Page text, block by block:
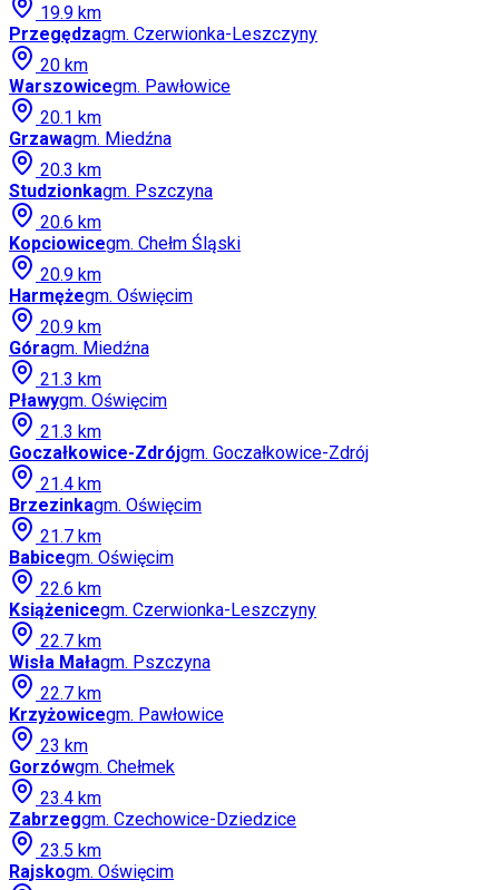
19.9 km
Przegędzagm. Czerwionka-Leszczyny
20 km
Warszowicegm. Pawłowice
20.1 km
Grzawagm. Miedźna
20.3 km
Studzionkagm. Pszczyna
20.6 km
Kopciowicegm. Chełm Śląski
20.9 km
Harmężegm. Oświęcim
20.9 km
Góragm. Miedźna
21.3 km
Pławygm. Oświęcim
21.3 km
Goczałkowice-Zdrójgm. Goczałkowice-Zdrój
21.4 km
Brzezinkagm. Oświęcim
21.7 km
Babicegm. Oświęcim
22.6 km
Książenicegm. Czerwionka-Leszczyny
22.7 km
Wisła Małagm. Pszczyna
22.7 km
Krzyżowicegm. Pawłowice
23 km
Gorzówgm. Chełmek
23.4 km
Zabrzeggm. Czechowice-Dziedzice
23.5 km
Rajskogm. Oświęcim